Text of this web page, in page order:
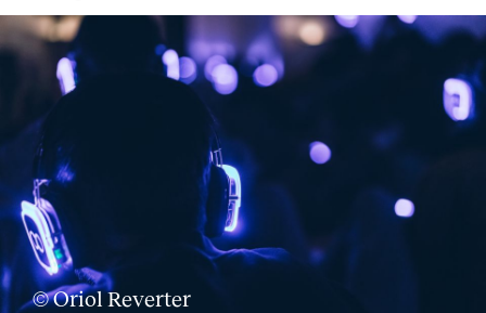
Clientes
© Oriol Reverter